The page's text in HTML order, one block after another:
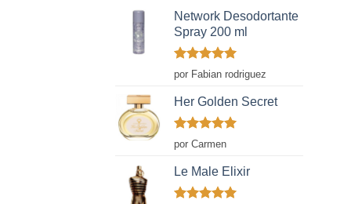
Network Desodortante
Spray 200 ml
Valorado
con
por Fabian rodriguez
Her Golden Secret
Valorado
con
por Carmen
Le Male Elixir